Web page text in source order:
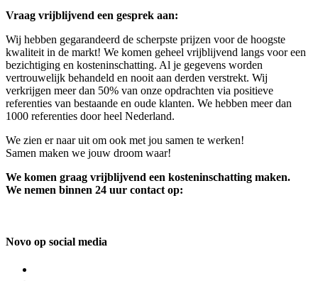
Vraag vrijblijvend een gesprek aan:
Wij hebben gegarandeerd de scherpste prijzen voor de hoogste
kwaliteit in de markt! We komen geheel vrijblijvend langs voor een
bezichtiging en kosteninschatting. Al je gegevens worden
vertrouwelijk behandeld en nooit aan derden verstrekt. Wij
verkrijgen meer dan 50% van onze opdrachten via positieve
referenties van bestaande en oude klanten. We hebben meer dan
1000 referenties door heel Nederland.
We zien er naar uit om ook met jou samen te werken!
Samen maken we jouw droom waar!
We komen graag vrijblijvend een kosteninschatting maken.
We nemen binnen 24 uur contact op:
Novo op social media